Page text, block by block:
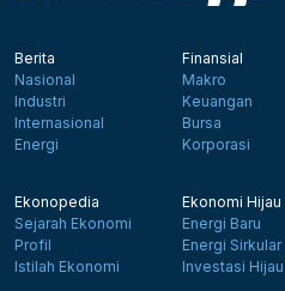
Berita
Nasional
Industri
Internasional
Energi
Finansial
Makro
Keuangan
Bursa
Korporasi
Ekonopedia
Sejarah Ekonomi
Profil
Istilah Ekonomi
Ekonomi Hijau
Energi Baru
Energi Sirkular
Investasi Hijau